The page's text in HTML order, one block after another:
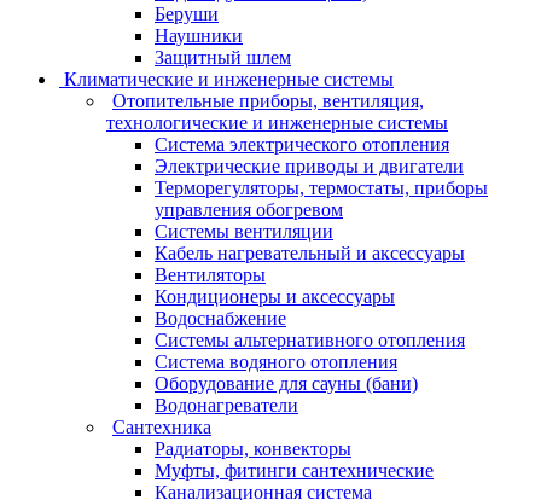
Беруши
Наушники
Защитный шлем
Климатические и инженерные системы
Отопительные приборы, вентиляция,
технологические и инженерные системы
Система электрического отопления
Электрические приводы и двигатели
Терморегуляторы, термостаты, приборы
управления обогревом
Системы вентиляции
Кабель нагревательный и аксессуары
Вентиляторы
Кондиционеры и аксессуары
Водоснабжение
Системы альтернативного отопления
Система водяного отопления
Оборудование для сауны (бани)
Водонагреватели
Сантехника
Радиаторы, конвекторы
Муфты, фитинги сантехнические
Канализационная система